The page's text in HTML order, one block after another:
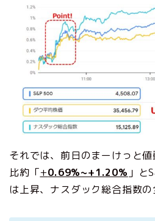
それでは、前日のまーけっと
比約「+0.69%~+1.20% 」と
は上昇、ナスダック総合指数の